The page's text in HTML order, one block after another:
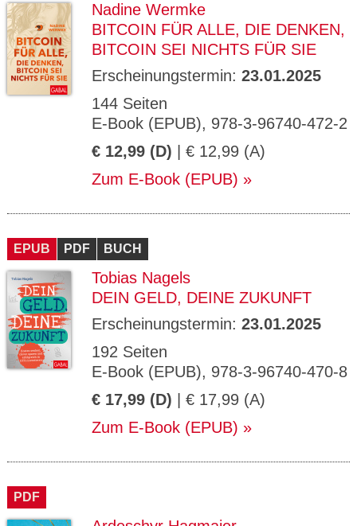
Nadine Wermke
BITCOIN FÜR ALLE, DIE DENKEN,
BITCOIN SEI NICHTS FÜR SIE
Erscheinungstermin: 23.01.2025
144 Seiten
E-Book (EPUB), 978-3-96740-472-2
€ 12,99 (D) | € 12,99 (A)
Zum E-Book (EPUB)
EPUB PDF BUCH
Tobias Nagels
DEIN GELD, DEINE ZUKUNFT
Erscheinungstermin: 23.01.2025
192 Seiten
E-Book (EPUB), 978-3-96740-470-8
€ 17,99 (D) | € 17,99 (A)
Zum E-Book (EPUB)
PDF